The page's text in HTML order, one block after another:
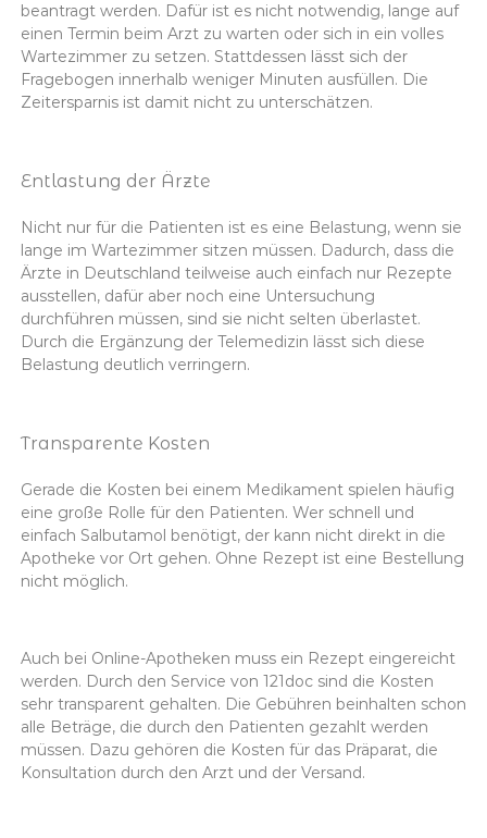
beantragt werden. Dafür ist es nicht notwendig, lange auf
einen Termin beim Arzt zu warten oder sich in ein volles
Wartezimmer zu setzen. Stattdessen lässt sich der
Fragebogen innerhalb weniger Minuten ausfüllen. Die
Zeitersparnis ist damit nicht zu unterschätzen.
Entlastung der Ärzte
Nicht nur für die Patienten ist es eine Belastung, wenn sie
lange im Wartezimmer sitzen müssen. Dadurch, dass die
Ärzte in Deutschland teilweise auch einfach nur Rezepte
ausstellen, dafür aber noch eine Untersuchung
durchführen müssen, sind sie nicht selten überlastet.
Durch die Ergänzung der Telemedizin lässt sich diese
Belastung deutlich verringern.
Transparente Kosten
Gerade die Kosten bei einem Medikament spielen häufig
eine große Rolle für den Patienten. Wer schnell und
einfach Salbutamol benötigt, der kann nicht direkt in die
Apotheke vor Ort gehen. Ohne Rezept ist eine Bestellung
nicht möglich.
Auch bei Online-Apotheken muss ein Rezept eingereicht
werden. Durch den Service von 121doc sind die Kosten
sehr transparent gehalten. Die Gebühren beinhalten schon
alle Beträge, die durch den Patienten gezahlt werden
müssen. Dazu gehören die Kosten für das Präparat, die
Konsultation durch den Arzt und der Versand.